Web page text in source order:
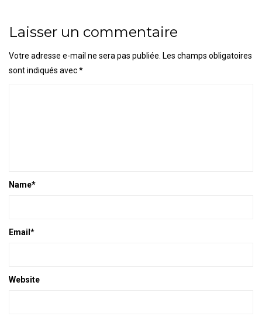
Laisser un commentaire
Votre adresse e-mail ne sera pas publiée. Les champs obligatoires
sont indiqués avec*
Name*
Email *
Website